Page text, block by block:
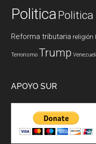
PoliticaPolitica
Reforma tributaria religión
Terrorismo Trump
APOYO SUR